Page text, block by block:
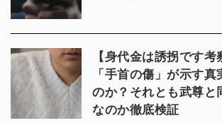
【身代金は誘拐です
「手首の傷」が示す
のか？それとも武尊と
なのか徹底検証